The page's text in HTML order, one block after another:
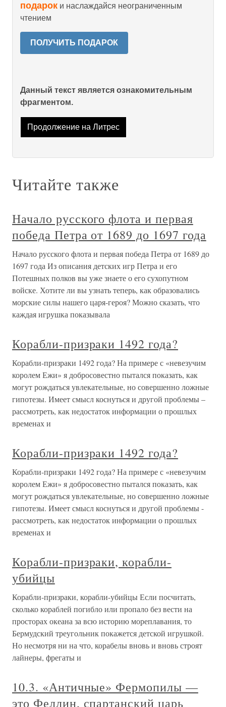
подарок и наслаждайся неограниченным
чтением
ПОЛУЧИТЬ ПОДАРОК
Данный текст является ознакомительным
фрагментом.
Продолжение на Литрес
Читайте также
Начало русского флота и первая
победа Петра от 1689 до 1697 года
Начало русского флота и первая победа Петра от 1689 до
1697 года Из описания детских игр Петра и его
Потешных полков вы уже знаете о его сухопутном
войске. Хотите ли вы узнать теперь, как образовались
морские силы нашего царя-героя? Можно сказать, что
каждая игрушка показывала
Корабли-призраки 1492 года?
Корабли-призраки 1492 года? На примере с «невезучим
королем Ежи» я добросовестно пытался показать, как
могут рождаться увлекательные, но совершенно ложные
гипотезы. Имеет смысл коснуться и другой проблемы –
рассмотреть, как недостаток информации о прошлых
временах и
Корабли-призраки 1492 года?
Корабли-призраки 1492 года? На примере с «невезучим
королем Ежи» я добросовестно пытался показать, как
могут рождаться увлекательные, но совершенно ложные
гипотезы. Имеет смысл коснуться и другой проблемы -
рассмотреть, как недостаток информации о прошлых
временах и
Корабли-призраки, корабли-
убийцы
Корабли-призраки, корабли-убийцы Если посчитать,
сколько кораблей погибло или пропало без вести на
просторах океана за всю историю мореплавания, то
Бермудский треугольник покажется детской игрушкой.
Но несмотря ни на что, корабелы вновь и вновь строят
лайнеры, фрегаты и
10.3. «Античные» Фермопилы —
это Феллин, спартанский царь